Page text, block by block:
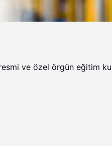
ve özel örgün eğitim